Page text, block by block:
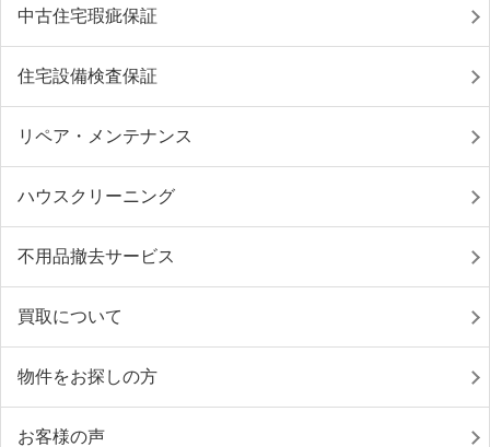
中古住宅瑕疵保証
住宅設備検査保証
リペア・メンテナンス
ハウスクリーニング
不用品撤去サービス
買取について
物件をお探しの方
お客様の声